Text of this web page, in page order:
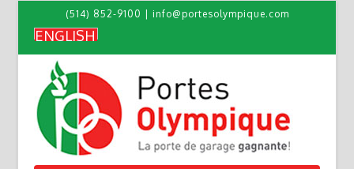
(514) 852-9100 info@portesolympique.com
ENGLISH